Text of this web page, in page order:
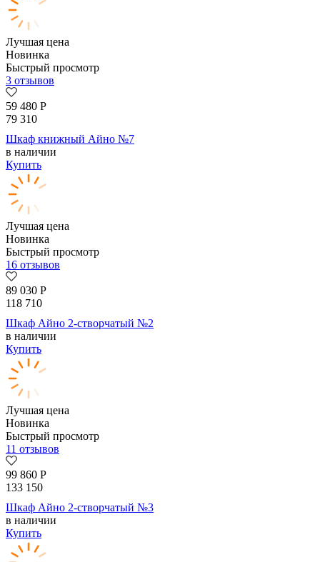
Лучшая цена
Новинка
Быстрый просмотр
3 отзывов
59 480 Р
79 310
Шкаф книжный Айно №7
в наличии
Купить
Лучшая цена
Новинка
Быстрый просмотр
16 отзывов
89 030 Р
118 710
Шкаф Айно 2-створчатый №2
в наличии
Купить
Лучшая цена
Новинка
Быстрый просмотр
11 отзывов
99 860 Р
133 150
Шкаф Айно 2-створчатый №3
в наличии
Купить